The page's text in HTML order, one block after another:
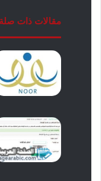
مقالات ذات صلة